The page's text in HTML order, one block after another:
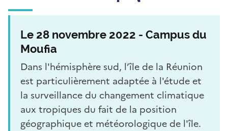
Le 28 novembre 2022 - Campus du
Moufia
Dans l'hémisphère sud, l’île de la Réunion
est particulièrement adaptée à l'étude et
la surveillance du changement climatique
aux tropiques du fait de la position
géographique et météorologique de l'île.